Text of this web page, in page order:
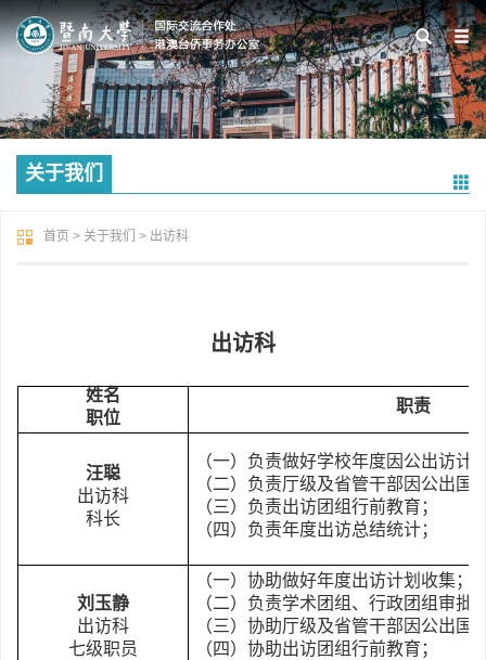
关于我们
首页 > 关于我们 > 出访科
出访科
姓名
职位
职责
汪聪
出访科
科长
（一）负责做好学校年度因公出访计
（二）负责厅级及省管干部因公出国
（三）负责出访团组行前教育；
（四）负责年度出访总结统计；
刘玉静
出访科
七级职员
（一）协助做好年度出访计划收集；
（二） 负责学术团组、行政团组审批
（三）协助厅级及省管干部因公出国
（四）协助出访团组行前教育 ；